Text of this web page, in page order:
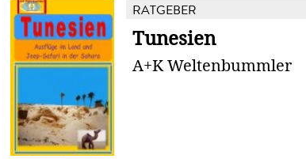
RATGEBER
Tunesien
A+K Weltenbummler